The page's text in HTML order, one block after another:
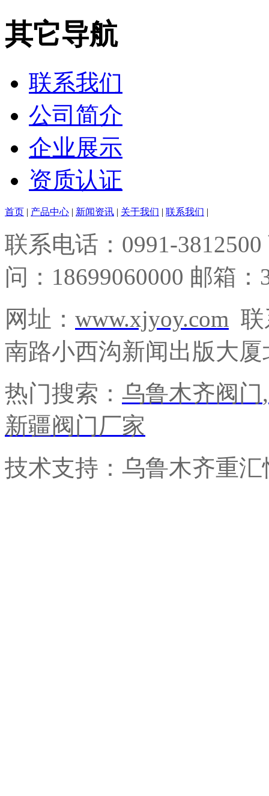
其它导航
联系我们
公司简介
企业展示
资质认证
首页 | 产品中心 | 新闻资讯 | 关于我们 | 联系我们 |
联系电话：0991-
问：18699060000 邮箱：
网址： www.xjyoy.com
南路小西沟新闻出版大厦
热门搜索： 乌鲁木齐阀门,
新疆阀门厂家
技术支持：乌鲁木齐重